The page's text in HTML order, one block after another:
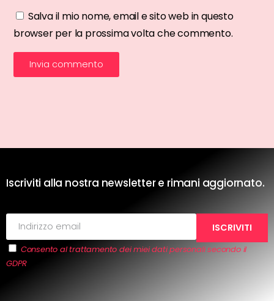
Salva il mio nome, email e sito web in questo
browser per la prossima volta che commento.
Iscriviti alla nostra newsletter e rimani aggiornato.
Consento al trattamento dei miei dati personali secondo il
GDPR